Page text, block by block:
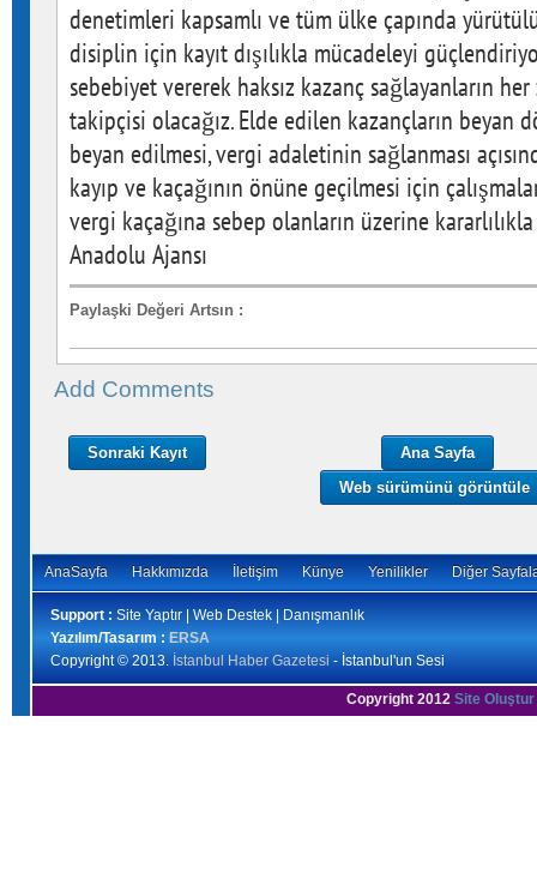
denetimleri kapsamlı ve tüm ülke çapında
disiplin için kayıt dışılıkla mücadeleyi
sebebiyet vererek haksız kazanç sağlayanların
takipçisi olacağız. Elde edilen kazançların beyan
beyan edilmesi, vergi adaletinin sağlanması
kayıp ve kaçağının önüne geçilmesi için
vergi kaçağına sebep olanların üzerine
Anadolu Ajansı
Paylaşki Değeri Artsın :
Add Comments
Sonraki Kayıt
Ana Sayfa
Web sürümünü görüntüle
AnaSayfa Hakkımızda İletişim Künye Yenilikler Diğer
Support : Site Yaptır | Web Destek | Danışmanlık
Yazılım/Tasarım : ERSA
Copyright © 2013. İstanbul Haber Gazetesi - İstanbul'un Sesi
Copyright 2012 Site Oluştur